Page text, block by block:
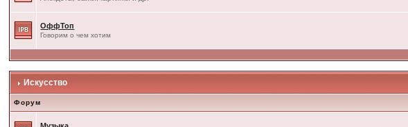
ОффТоп
Говорим о чем хотим
Искусство
Форум